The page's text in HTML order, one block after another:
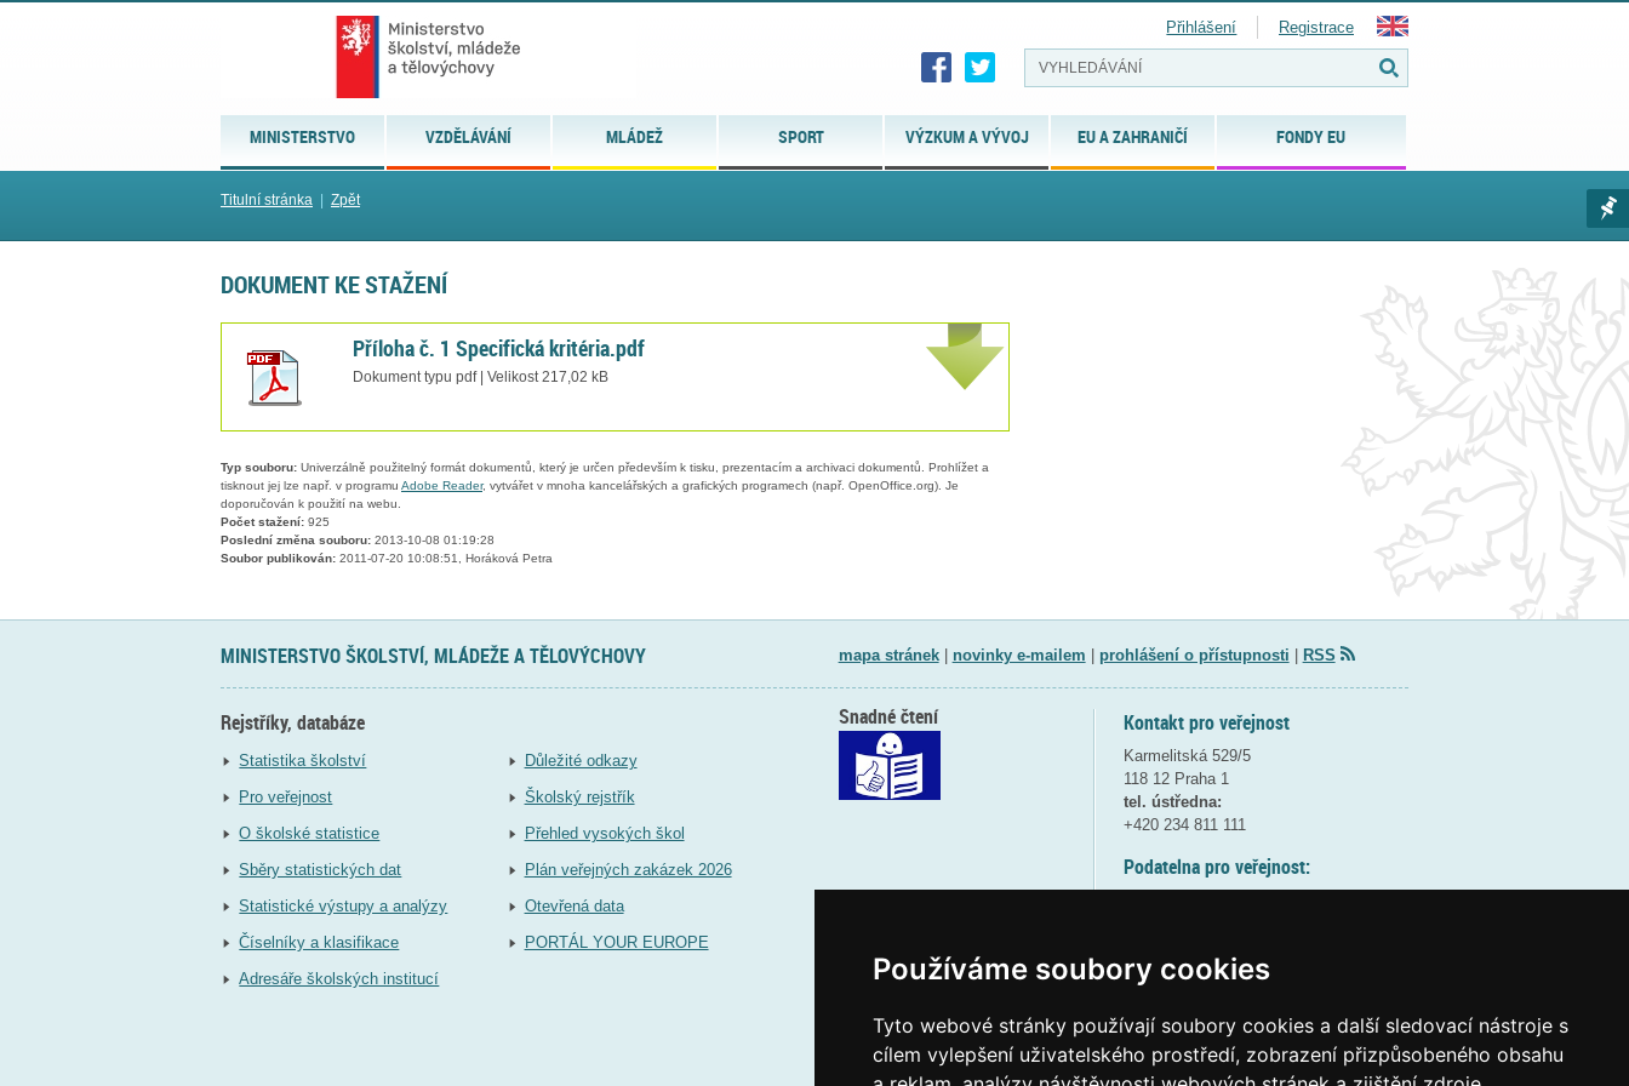
Používáme soubory cookies
Tyto webové stránky používají soubory cookies a další sledovací nástroje s
cílem vylepšení uživatelského prostředí, zobrazení přizpůsobeného obsahu
MINISTERSTVO VZDĚLÁVÁNÍ MLÁDEŽ SPORT VÝZKUM A VÝVOJ EU A ZAHRANIČÍ FONDY EU
Přihlášení Registrace
Titulní stránka Zpět
DOKUMENT KE STAŽENÍ
Příloha č. 1 Specifická kritéria.pdf
Dokument typu pdf | Velikost 217,02 kB
Typ souboru: Univerzálně použitelný formát dokumentů, který je určen především k tisku, prezentacím a archivaci dokumentů. Prohlížet a
tisknout jej lze např. v programu Adobe Reader, vytvářet v mnoha kancelářských a grafických programech (např. OpenOffice.org). Je
doporučován k použití na webu.
Počet stažení: 925
Poslední změna souboru: 2013-10-08 01:19:28
Soubor publikován: 2011-07-20 10:08:51, Horáková Petra
MINISTERSTVO ŠKOLSTVÍ, MLÁDEŽE A TĚLOVÝCHOVY mapa stránek| novinky e-mailem prohlášení o přístupnosti RSS
Rejstříky, databáze
Statistika školství
Pro veřejnost
O školské statistice
Sběry statistických dat
Statistické výstupy a analýzy
Číselníky a klasifikace
Adresáře školských institucí
Důležité odkazy
Školský rejstřík
Přehled vysokých škol
Plán veřejných zakázek 2026
Otevřená data
PORTÁL YOUR EUROPE
Kontakt pro veřejnost
Karmelitská 529/5
118 12 Praha 1
tel. ústředna:
+420 234 811 111
Podatelna pro veřejnost:
(více informací
Elektronická podatelna:
Snadné čtení